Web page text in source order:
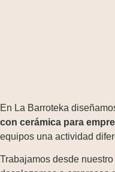
En La Barroteka
con cerámica para
equipos una actividad
Trabajamos desde